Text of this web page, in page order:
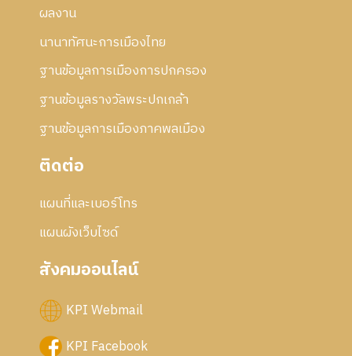
ผลงาน
นานาทัศนะการเมืองไทย
ฐานข้อมูลการเมืองการปกครอง
ฐานข้อมูลรางวัลพระปกเกล้า
ฐานข้อมูลการเมืองภาคพลเมือง
ติดต่อ
แผนที่และเบอร์โทร
แผนผังเว็บไซด์
สังคมออนไลน์
KPI Webmail
KPI Facebook